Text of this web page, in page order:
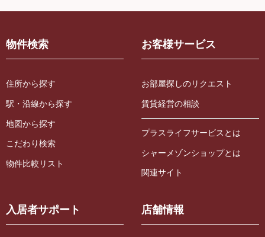
物件検索
住所から探す
駅・沿線から探す
地図から探す
こだわり検索
物件比較リスト
お客様サービス
お部屋探しのリクエスト
賃貸経営の相談
プラスライフサービスとは
シャーメゾンショップとは
関連サイト
入居者サポート 店舗情報